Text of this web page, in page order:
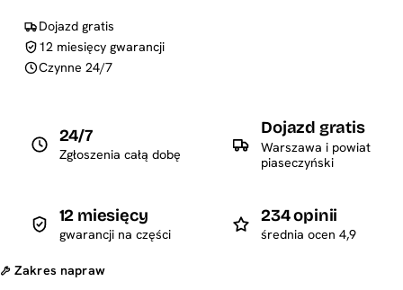
Dojazd gratis
12 miesięcy gwarancji
Czynne 24/7
24/7
Zgłoszenia całą dobę
Dojazd gratis
Warszawa i powiat
piaseczyński
12 miesięcy
gwarancji na części
234 opinii
średnia ocen 4,9
Zakres napraw